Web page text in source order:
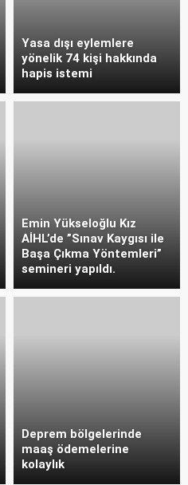
Yasa dışı eylemlere
yönelik 74 kişi hakkında
hapis istemi
Emin Yükseloğlu Kız
AİHL’de ”Sınav Kaygısı ile
Başa Çıkma Yöntemleri”
semineri yapıldı.
Deprem bölgelerinde
maaş ödemelerine
kolaylık